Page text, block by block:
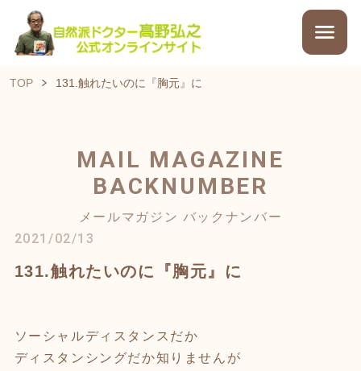
TOP 131.触れたいのに『胸元』に
MAIL MAGAZINE
BACKNUMBER
メールマガジン バックナンバー
2021/02/13
131.触れたいのに『胸元』に
ソーシャルディスタンスだか
ディスタンシングだか知りませんが